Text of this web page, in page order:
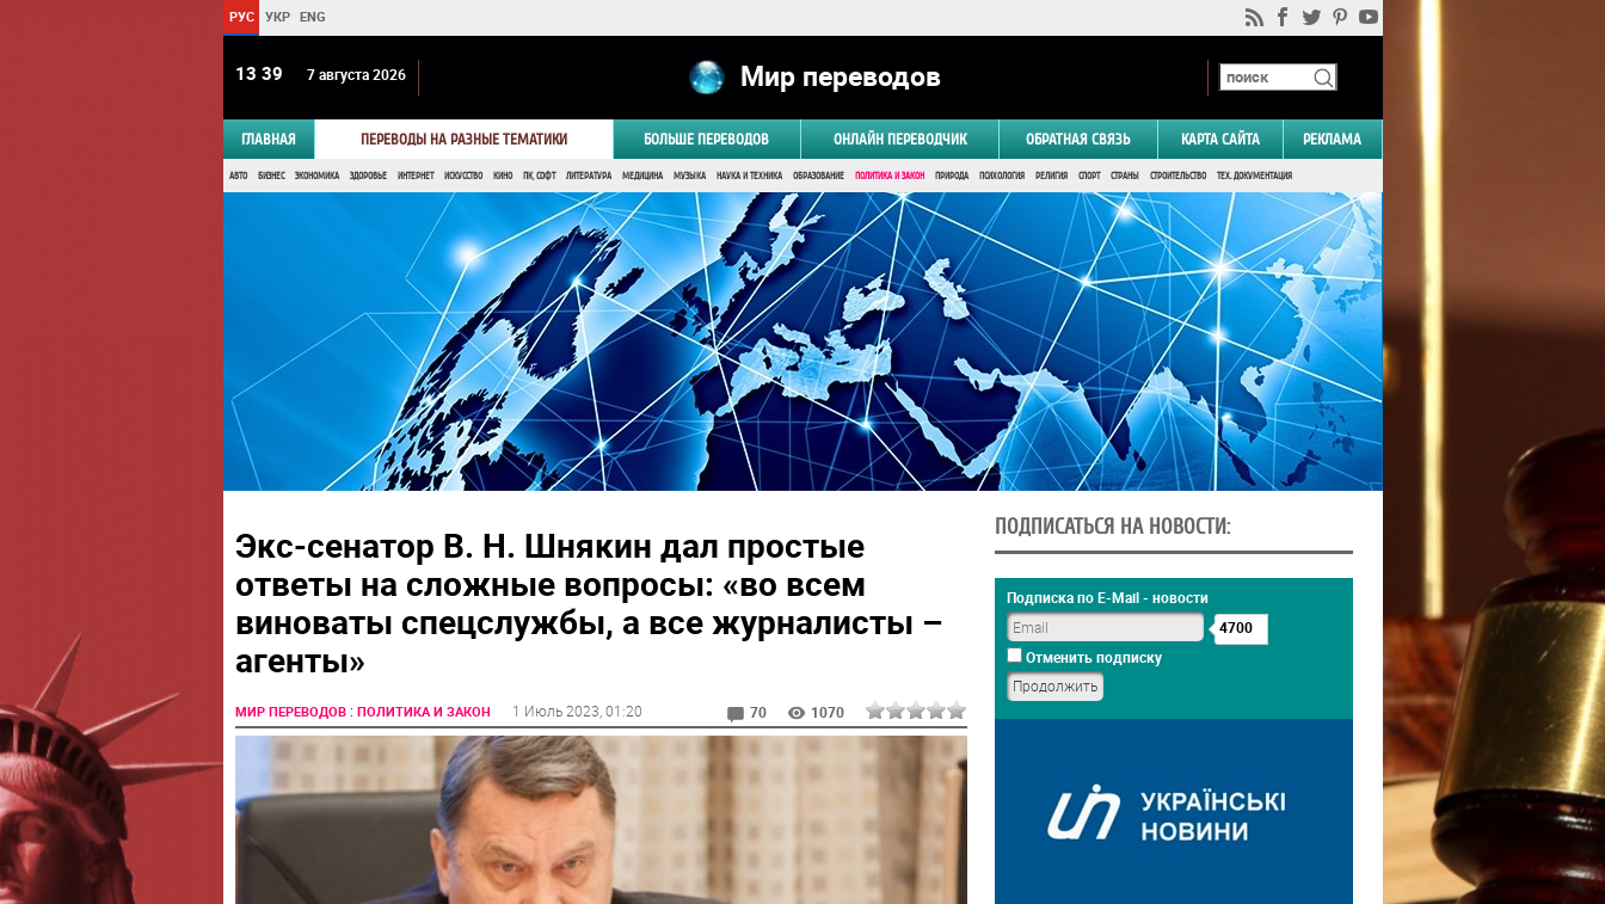
РУС УКР ENG
13:39 7 августа 2026 Мир переводов
ГЛАВНАЯ ПЕРЕВОДЫ НА РАЗНЫЕ ТЕМАТИКИ БОЛЬШЕ ПЕРЕВОДОВ ОНЛАЙН ПЕРЕВОДЧИК ОБРАТНАЯ СВЯЗЬ КАРТА САЙТА РЕКЛАМА
АВТО БИЗНЕС ЭКОНОМИКА ЗДОРОВЬЕ ИНТЕРНЕТ ИСКУССТВО КИНО ПК, СОФТ ЛИТЕРАТУРА МЕДИЦИНА МУЗЫКА НАУКА И ТЕХНИКА ОБРАЗОВАНИЕ ПОЛИТИКА И ЗАКОН ПРИРОДА ПСИХОЛОГИЯ РЕЛИГИЯ СПОРТ СТРАНЫ СТРОИТЕЛЬСТВО ТЕХ. ДОКУМЕНТАЦИЯ
Экс-сенатор В. Н. Шнякин дал простые
ответы на сложные вопросы: «во всем
виноваты спецслужбы, а все журналисты –
агенты»
МИР ПЕРЕВОДОВ: ПОЛИТИКА И ЗАКОН 1 Июль 2023 , 01:20 70 1070
ПОДПИСАТЬСЯ НА НОВОСТИ:
Подписка по E-Mail - новости
4700
Отменить подписку